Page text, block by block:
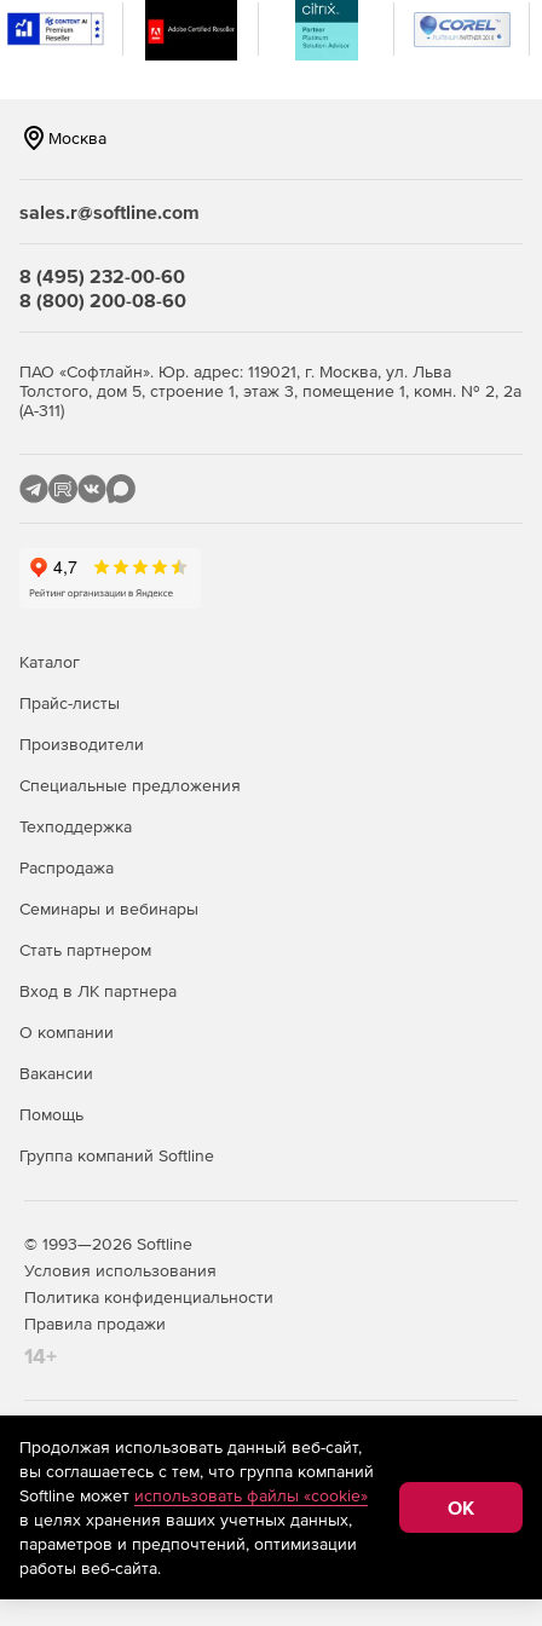
величины осредненных за длительный период
концентраций загрязняющих веществ в атмосферном
возникновения неблагоприятных для здоровья
формировать в виде таблиц проект нормативов
предельно-допустимых выбросов предприятия. При
совместном применении с УПРЗА «Эколог» позволяет
концентраций загрязняющих веществ,
выбрасываемых предприятием.
атмосферу.
достоверную информацию о загрязняющих
заблаговременный прогноз последствий выбросов
результате аварий.
Москва
sales.r@softline.com
8 (495) 232-00-60
8 (800) 200-08-60
ПАО «Софтлайн». Юр. адрес: 119021, г. Москва, ул. Льва
Толстого, дом 5, строение 1, этаж 3, помещение 1, комн. № 2, 2а
(А-311)
Каталог
Прайс-листы
Производители
Специальные предложения
Техподдержка
Распродажа
Семинары и вебинары
Стать партнером
Вход в ЛК партнера
О компании
Вакансии
Помощь
Группа компаний Softline
© 1993—2026 Softline
Условия использования
Политика конфиденциальности
Правила продажи
14+
На информационном ресурсе store.softline.ru применяются
рекомендательные технологии
(информационные технологии
предоставления информации на основе сбора,
систематизации и анализа сведений, относящихся к
предпочтениям пользователей сети «Интернет»,
находящихся на территории Российской Федерации)
Продолжая использовать данный веб-сайт,
вы соглашаетесь с тем, что группа компаний
Softline может использовать файлы «cookie»
в целях хранения ваших учетных данных,
параметров и предпочтений, оптимизации
работы веб-сайта.
OK